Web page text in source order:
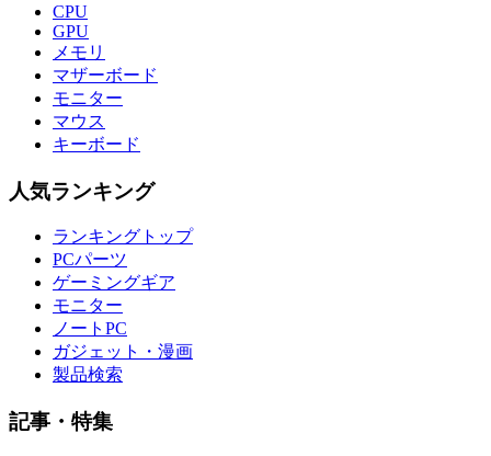
CPU
GPU
メモリ
マザーボード
モニター
マウス
キーボード
人気ランキング
ランキングトップ
PCパーツ
ゲーミングギア
モニター
ノートPC
ガジェット・漫画
製品検索
記事・特集